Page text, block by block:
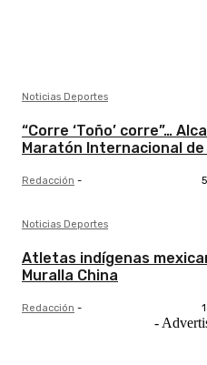
Noticias Deportes
“Corre ‘Toño’ corre”…
Maratón Internacional de
Redacción -
Noticias Deportes
Atletas indígenas
Muralla China
Redacción -
-